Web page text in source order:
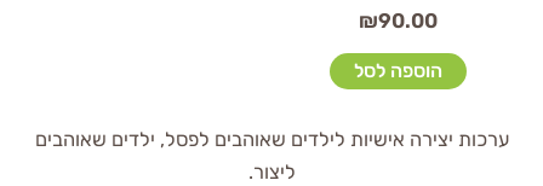
₪90.00
הוספה לסל
ערכות יצירה אישיות לילדים שאוהבים לפסל, ילדים שאוהבים
ליצור.